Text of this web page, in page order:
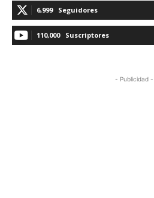
6,999 Seguidores
110,000 Suscriptores
- Publicidad -